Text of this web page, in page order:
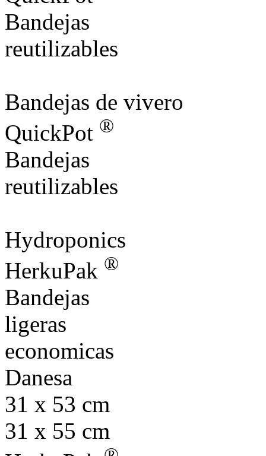
Bandejas
reutilizables
Bandejas de vivero
QuickPot ®
Bandejas
reutilizables
Hydroponics
HerkuPak ®
Bandejas
ligeras
economicas
Danesa
31 x 53 cm
31 x 55 cm